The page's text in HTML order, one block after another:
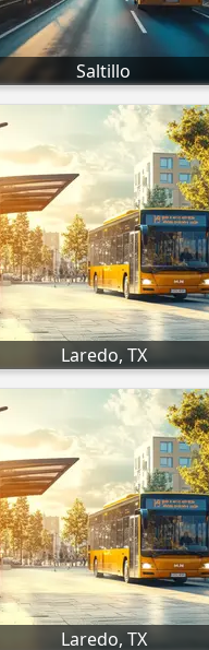
Saltillo
Laredo, TX
Laredo, TX